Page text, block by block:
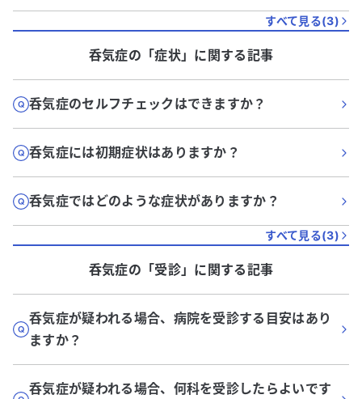
すべて見る(3)
呑気症の「症状」に関する記事
呑気症のセルフチェックはできますか？
呑気症には初期症状はありますか？
呑気症ではどのような症状がありますか？
すべて見る(3)
呑気症の「受診」に関する記事
呑気症が疑われる場合、病院を受診する目安はあり
ますか？
呑気症が疑われる場合、何科を受診したらよいです